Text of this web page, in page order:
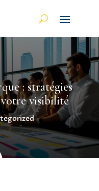
: stratégies
visibilité